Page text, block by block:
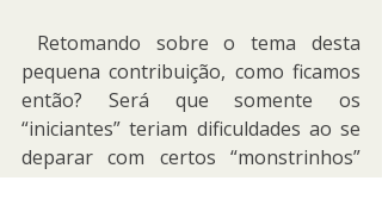
Retomando sobre o tema desta
pequena contribuição, como ficamos
então? Será que somente os
“iniciantes” teriam dificuldades ao se
deparar com certos “monstrinhos”